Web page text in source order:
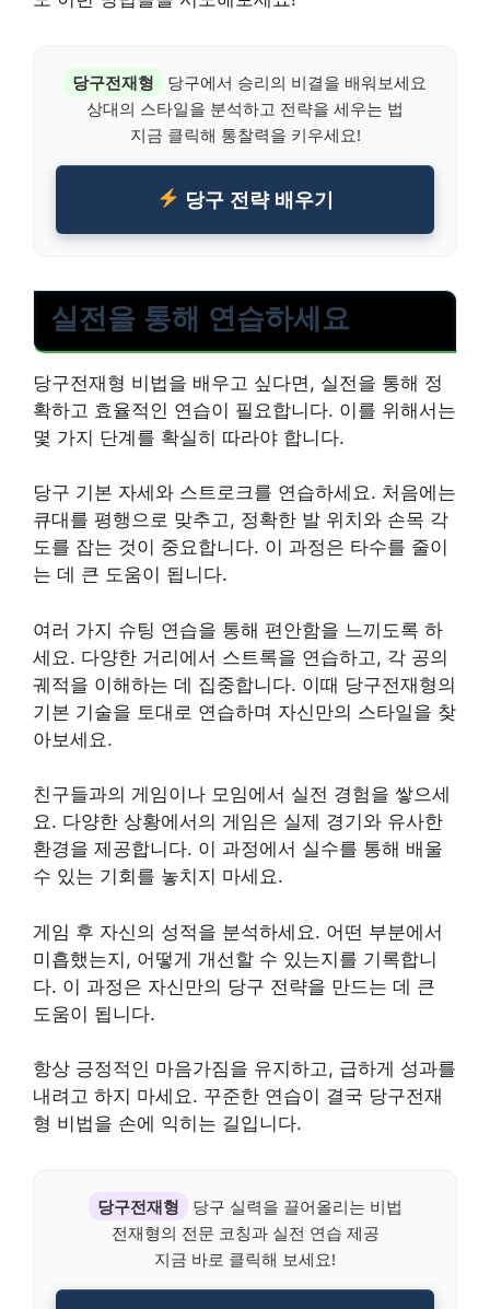
당구전재형
당구에서 승리의 비결을 배워보세요
상대의 스타일을 분석하고 전략을 세우는 법
지금 클릭해 통찰력을 키우세요!
당구 전략 배우기
실전을 통해 연습하세요
당구전재형 비법을 배우고 싶다면, 실전을 통해 정
확하고 효율적인 연습이 필요합니다. 이를 위해서는
몇 가지 단계를 확실히 따라야 합니다.
당구 기본 자세와 스트로크를 연습하세요. 처음에는
큐대를 평행으로 맞추고, 정확한 발 위치와 손목 각
도를 잡는 것이 중요합니다. 이 과정은 타수를 줄이
는 데 큰 도움이 됩니다.
여러 가지 슈팅 연습을 통해 편안함을 느끼도록 하
세요. 다양한 거리에서 스트록을 연습하고, 각 공의
궤적을 이해하는 데 집중합니다. 이때 당구전재형의
기본 기술을 토대로 연습하며 자신만의 스타일을 찾
아보세요.
친구들과의 게임이나 모임에서 실전 경험을 쌓으세
요. 다양한 상황에서의 게임은 실제 경기와 유사한
환경을 제공합니다. 이 과정에서 실수를 통해 배울
수 있는 기회를 놓치지 마세요.
게임 후 자신의 성적을 분석하세요. 어떤 부분에서
미흡했는지, 어떻게 개선할 수 있는지를 기록합니
다. 이 과정은 자신만의 당구 전략을 만드는 데 큰
도움이 됩니다.
항상 긍정적인 마음가짐을 유지하고, 급하게 성과를
내려고 하지 마세요. 꾸준한 연습이 결국 당구전재
형 비법을 손에 익히는 길입니다.
당구전재형
당구 실력을 끌어올리는 비법
전재형의 전문 코칭과 실전 연습 제공
지금 바로 클릭해 보세요!